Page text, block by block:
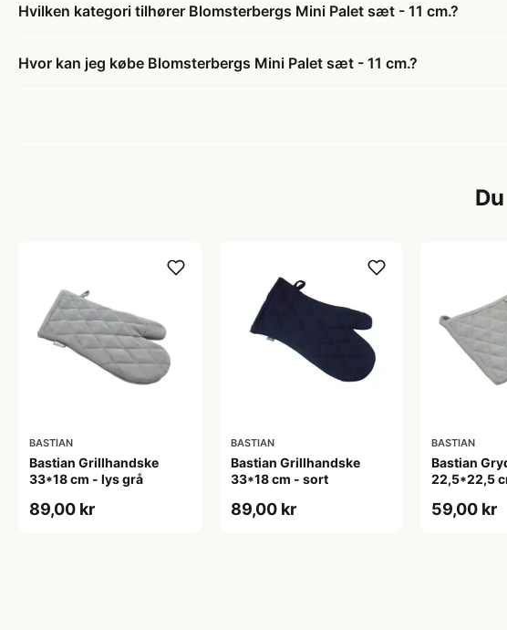
Hvilken kategori tilhører Blomsterbergs Mini Palet sæt - 11 cm.?
Hvor kan jeg købe Blomsterbergs Mini Palet sæt - 11 cm.?
BASTIAN
Bastian Grillhandske
33*18 cm - lys grå
89,00 kr
BASTIAN
Bastian Grillhandske
33*18 cm - sort
89,00 kr
BASTIAN
Bastian
22,5*22,5
59,00 kr